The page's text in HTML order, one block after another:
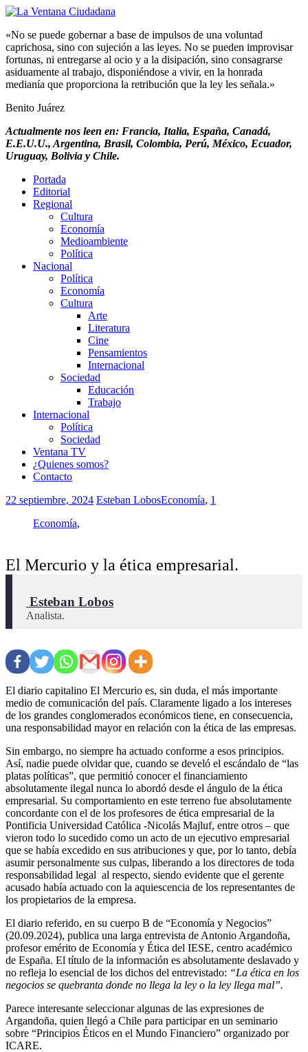
«No se puede gobernar a base de impulsos de una voluntad
caprichosa, sino con sujeción a las leyes. No se pueden improvisar
fortunas, ni entregarse al ocio y a la disipación, sino consagrarse
asiduamente al trabajo, disponiéndose a vivir, en la honrada
medianía que proporciona la retribución que la ley les señala.»
Benito Juárez
Actualmente nos leen en: Francia, Italia, España, Canadá,
E.E.U.U., Argentina, Brasil, Colombia, Perú, México, Ecuador,
Uruguay, Bolivia y Chile.
Portada
Editorial
Regional
Cultura
Economía
Medioambiente
Política
Nacional
Política
Economía
Cultura
Arte
Literatura
Cine
Pensamientos
Internacional
Sociedad
Educación
Trabajo
Internacional
Política
Sociedad
Ventana TV
¿Quienes somos?
Contacto
22 septiembre, 2024 Esteban LobosEconomía, 1
Economía,
El Mercurio y la ética empresarial.
Esteban Lobos
Analista.
El diario capitalino El Mercurio es, sin duda, el más importante
medio de comunicación del país. Claramente ligado a los intereses
de los grandes conglomerados económicos tiene, en consecuencia,
una responsabilidad mayor en relación con la ética de las empresas.
Sin embargo, no siempre ha actuado conforme a esos principios.
Así, nadie puede olvidar que, cuando se develó el escándalo de “las
platas políticas”, que permitió conocer el financiamiento
absolutamente ilegal nunca lo abordó desde el ángulo de la ética
empresarial. Su comportamiento en este terreno fue absolutamente
concordante con el de los profesores de ética empresarial de la
Pontificia Universidad Católica -Nicolás Majluf, entre otros – que
vieron todo lo sucedido como un acto de un ejecutivo empresarial
que se había excedido en sus atribuciones y que, por lo tanto, debía
asumir personalmente sus culpas, liberando a los directores de toda
responsabilidad legal al respecto, siendo evidente que el gerente
acusado había actuado con la aquiescencia de los representantes de
los propietarios de la empresa.
El diario referido, en su cuerpo B de “Economía y Negocios”
(20.09.2024), publica una larga entrevista de Antonio Argandoña,
profesor emérito de Economía y Ética del IESE, centro académico
de España. El título de la información es absolutamente deslavado y
no refleja lo esencial de los dichos del entrevistado: “La ética en los
negocios se quebranta donde no llega la ley o la ley llega mal”.
Parece interesante seleccionar algunas de las expresiones de
Argandoña, quien llegó a Chile para participar en un seminario
sobre “Principios Éticos en el Mundo Financiero” organizado por
ICARE.